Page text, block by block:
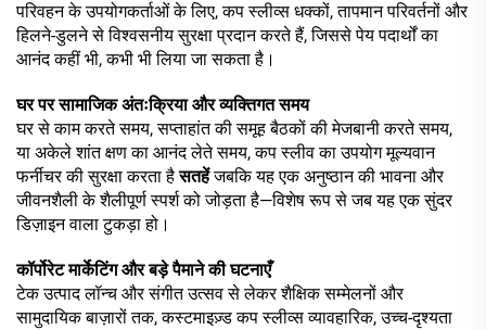
परिवहन के उपयोगकर्ताओं के लिए, कप स्लीव्स धक्कों, तापमान परिवर्तनों और
हिलने-डुलने से विश्वसनीय सुरक्षा प्रदान करते हैं, जिससे पेय पदार्थों का
आनंद कहीं भी, कभी भी लिया जा सकता है।
घर पर सामाजिक अंतःक्रिया और व्यक्तिगत समय
घर से काम करते समय, सप्ताहांत की समूह बैठकों की मेजबानी करते समय,
या अकेले शांत क्षण का आनंद लेते समय, कप स्लीव का उपयोग मूल्यवान
फर्नीचर की सुरक्षा करता हैसतहेंजबकि यह एक अनुष्ठान की भावना और
जीवनशैली के शैलीपूर्ण स्पर्श को जोड़ता है—विशेष रूप से जब यह एक सुंदर
डिज़ाइन वाला टुकड़ा हो।
कॉर्पोरेट मार्केटिंग और बड़े पैमाने की घटनाएँ
टेक उत्पाद लॉन्च और संगीत उत्सव से लेकर शैक्षिक सम्मेलनों और
सामुदायिक बाज़ारों तक, कस्टमाइज़्ड कप स्लीव्स व्यावहारिक, उच्च-दृश्यता